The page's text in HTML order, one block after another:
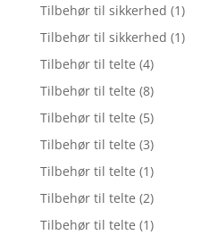
Tilbehør til sikkerhed (1)
Tilbehør til sikkerhed (1)
Tilbehør til telte (4)
Tilbehør til telte (8)
Tilbehør til telte (5)
Tilbehør til telte (3)
Tilbehør til telte (1)
Tilbehør til telte (2)
Tilbehør til telte (1)